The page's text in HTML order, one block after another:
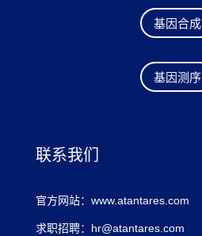
基因合成
基因测序
联系我们
官方网站：www.atantares.com
求职招聘：hr@atantares.com